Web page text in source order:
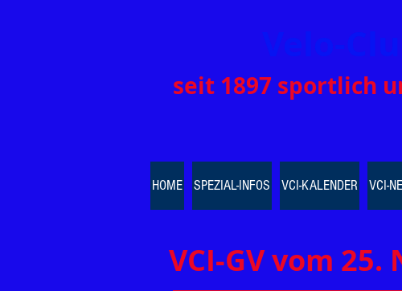
seit 1897 sportlich
HOME SPEZIAL-INFOS VCI-KALENDER VCI-
VCI-GV vom 25.